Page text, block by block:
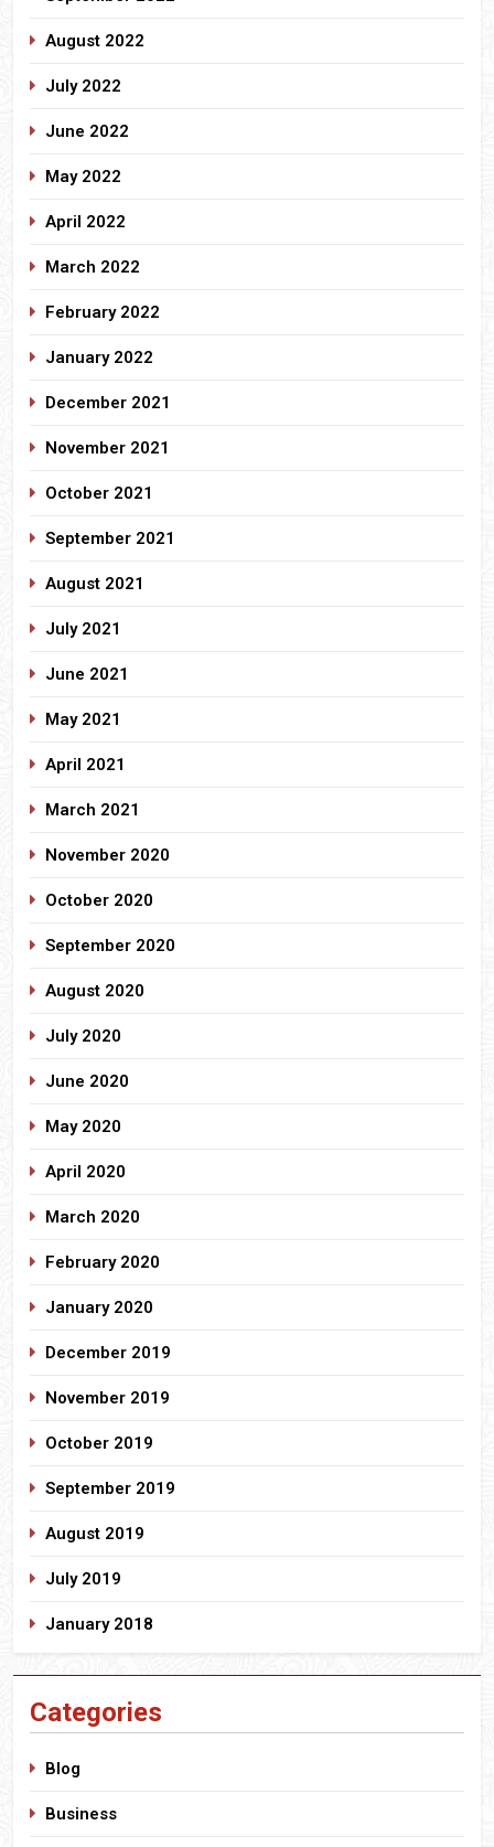
August 2022
July 2022
June 2022
May 2022
April 2022
March 2022
February 2022
January 2022
December 2021
November 2021
October 2021
September 2021
August 2021
July 2021
June 2021
May 2021
April 2021
March 2021
November 2020
October 2020
September 2020
August 2020
July 2020
June 2020
May 2020
April 2020
March 2020
February 2020
January 2020
December 2019
November 2019
October 2019
September 2019
August 2019
July 2019
January 2018
Categories
Blog
Business